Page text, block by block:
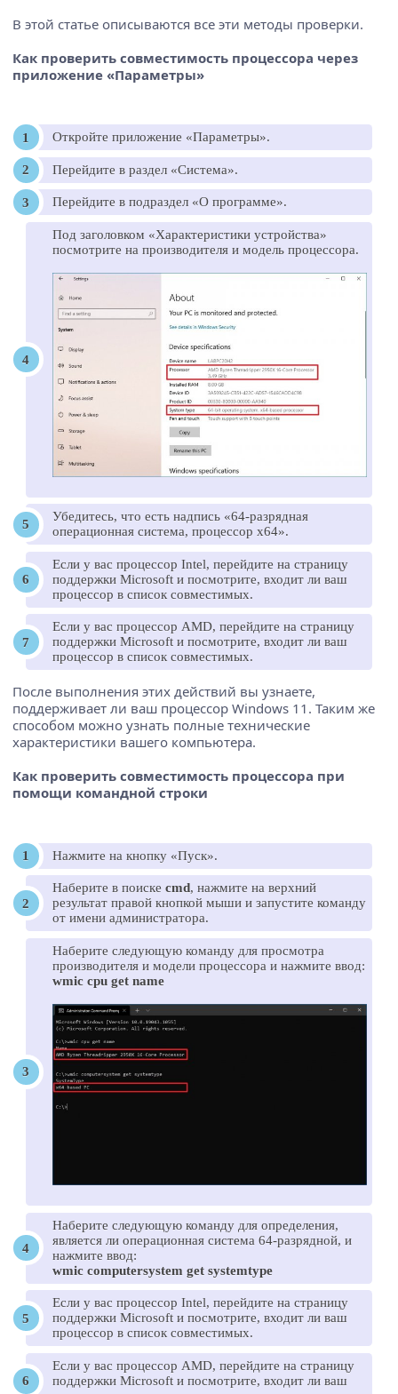
В этой статье описываются все эти методы проверки.
Как проверить совместимость процессора через
приложение «Параметры»
Откройте приложение «Параметры».
Перейдите в раздел «Система».
Перейдите в подраздел «О программе».
Под заголовком «Характеристики устройства»
посмотрите на производителя и модель процессора.
Убедитесь, что есть надпись «64-разрядная
операционная система, процессор х64».
Если у вас процессор Intel, перейдите на страницу
поддержки Microsoft и посмотрите, входит ли ваш
процессор в список совместимых.
Если у вас процессор AMD, перейдите на страницу
поддержки Microsoft и посмотрите, входит ли ваш
процессор в список совместимых.
После выполнения этих действий вы узнаете,
поддерживает ли ваш процессор Windows 11. Таким же
способом можно узнать полные технические
характеристики вашего компьютера.
Как проверить совместимость процессора при
помощи командной строки
Нажмите на кнопку «Пуск».
Наберите в поиске cmd, нажмите на верхний
результат правой кнопкой мыши и запустите команду
от имени администратора.
Наберите следующую команду для просмотра
производителя и модели процессора и нажмите ввод:
wmic cpu get name
Наберите следующую команду для определения,
является ли операционная система 64-разрядной, и
нажмите ввод:
wmic computersystem get systemtype
Если у вас процессор Intel, перейдите на страницу
поддержки Microsoft и посмотрите, входит ли ваш
процессор в список совместимых.
Если у вас процессор AMD, перейдите на страницу
поддержки Microsoft и посмотрите, входит ли ваш